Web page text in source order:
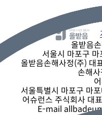
올받음
서울시 마포구
올받음손해사정(주)
손해
서울특별시 마포구 마
어슈런스 주식회사
E-mail